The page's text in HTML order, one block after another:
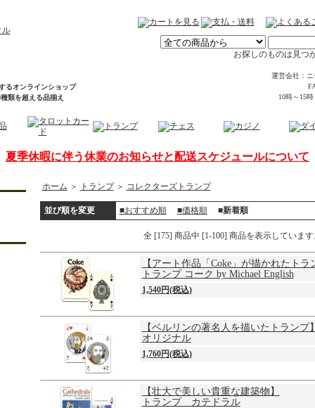
お探しのものは見つ
運営会社：
10時～15
るオンラインショップ
類を超える品揃え
夏季休暇に伴う休業のお知らせと配送スケジュールについて
ホーム ＞ トランプ＞ コレクターズトランプ
並び順を変更 ■おすすめ順 ■価格順 ■新着順
全 [175] 商品中 [1-100] 商品を表示しています
【アート作品「Coke」が描かれたトラ
トランプ コーク by Michael English
1,540円(税込)
【ベルリンの著名人を描いたトラン
オリジナル
1,760円(税込)
【壮大で美しい貴重な建築物】
トランプ カテドラル